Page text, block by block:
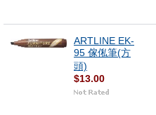
ARTLINE EK-
95 傢俬筆(方
頭)
$13.00